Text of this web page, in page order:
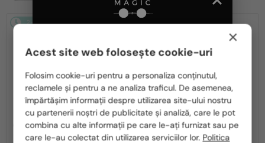
2-4 ZILE -10%
Marc Jacobs—
Ochelari de soare
716/S - KB798 - 62
2-4 ZILE -30%
Marc Jacobs—
Ochelari de soare
253/S - J5GFQ - 58
România / RO
Polska / PL
Magyarország / HU
×
Acest site web folosește cookie-uri
Folosim cookie-uri pentru a personaliza conținutul,
reclamele și pentru a ne analiza traficul. De asemenea,
împărtășim informații despre utilizarea site-ului nostru
cu partenerii noștri de publicitate și analiză, care le pot
combina cu alte informații pe care le-ați furnizat sau pe
care le-au colectat din utilizarea serviciilor lor. Politica